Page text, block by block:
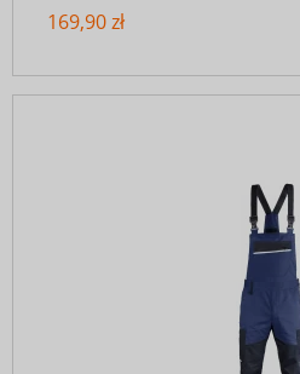
169,90 zł